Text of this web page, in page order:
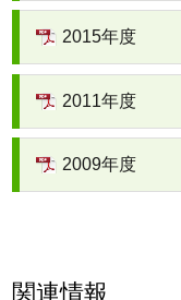
2015年度
2011年度
2009年度
関連情報